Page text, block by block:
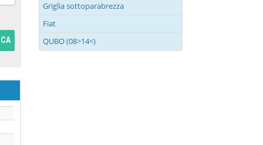
Griglia sottoparabrezza
Fiat
QUBO (08>14<)